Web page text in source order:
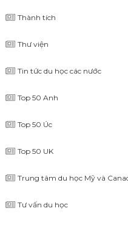
Thành tích
Thư viện
Tin tức du học các nước
Top 50 Anh
Top 50 Úc
Top 50 UK
Trung tâm du học Mỹ và
Tư vấn du học